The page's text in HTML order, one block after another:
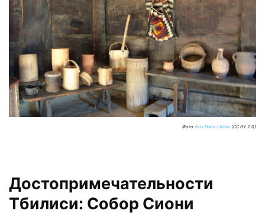
Фото: Kris Duda / flickr (CC BY 2.0)
Достопримечательности
Тбилиси: Собор Сиони